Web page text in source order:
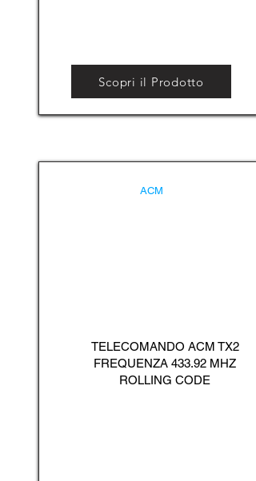
Scopri il Prodotto
ACM
TELECOMANDO ACM TX2
FREQUENZA 433.92 MHZ
ROLLING CODE